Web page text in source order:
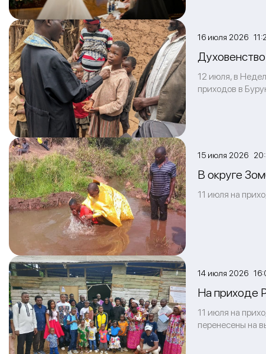
16 июля 2026
12 июля, в
приходов в
15 июля 2026
В округе
11 июля на
14 июля 2026
На приходе
11 июля на
перенесены на